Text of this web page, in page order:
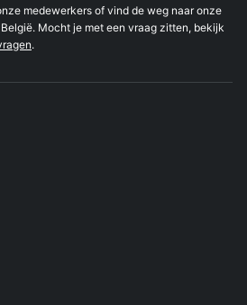
medewerkers of vind de weg naar onze
Mocht je met een vraag zitten, bekijk
.